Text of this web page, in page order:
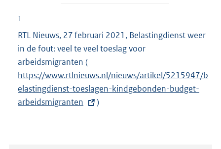
1
RTL Nieuws, 27 februari 2021, Belastingdienst weer
in de fout: veel te veel toeslag voor
arbeidsmigranten (
x
t
e
https://www.rtlnieuws.nl/nieuws/artikel/5215947/b
elastingdienst-toeslagen-kindgebonden-budget-
arbeidsmigranten
)